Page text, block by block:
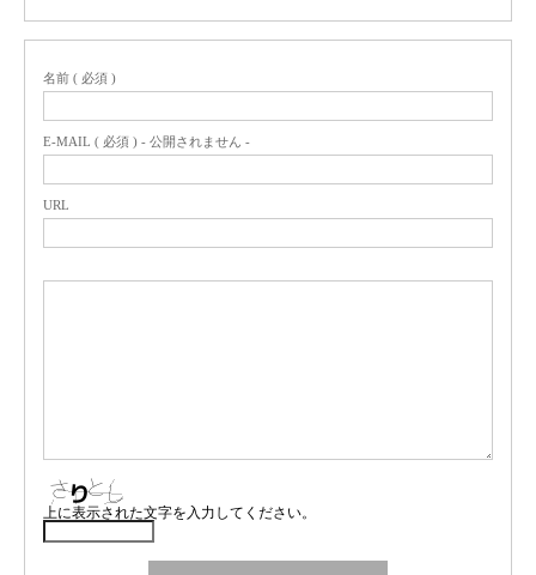
名前 ( 必須 )
E-MAIL ( 必須 ) - 公開されません -
URL
上に表示された文字を入力してください。